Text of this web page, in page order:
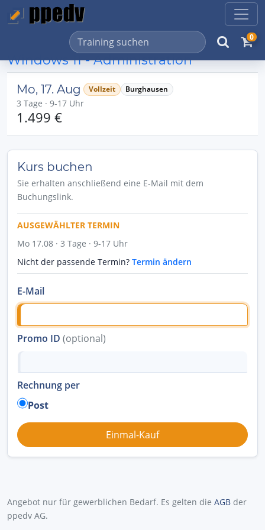
0
Windows 11 - Administration
Mo, 17. Aug Vollzeit Burghausen
3 Tage · 9-17 Uhr
1.499 €
Kurs buchen
Sie erhalten anschließend eine E-Mail mit dem
Buchungslink.
AUSGEWÄHLTER TERMIN
Mo 17.08 · 3 Tage · 9-17 Uhr
Nicht der passende Termin? Termin ändern
E-Mail
Promo ID (optional)
Rechnung per
Post
Angebot nur für gewerblichen Bedarf. Es gelten die AGB der
ppedv AG.